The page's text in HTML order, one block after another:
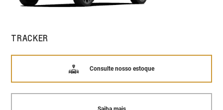
TRACKER
Consulte nosso estoque